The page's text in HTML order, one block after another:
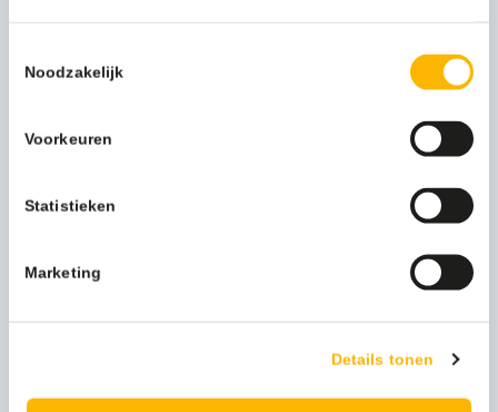
Noodzakelijk
Voorkeuren
Statistieken
Marketing
Details tonen
-
aantal
Kan ik u helpen?
Beschrijving
Meer productinformatie